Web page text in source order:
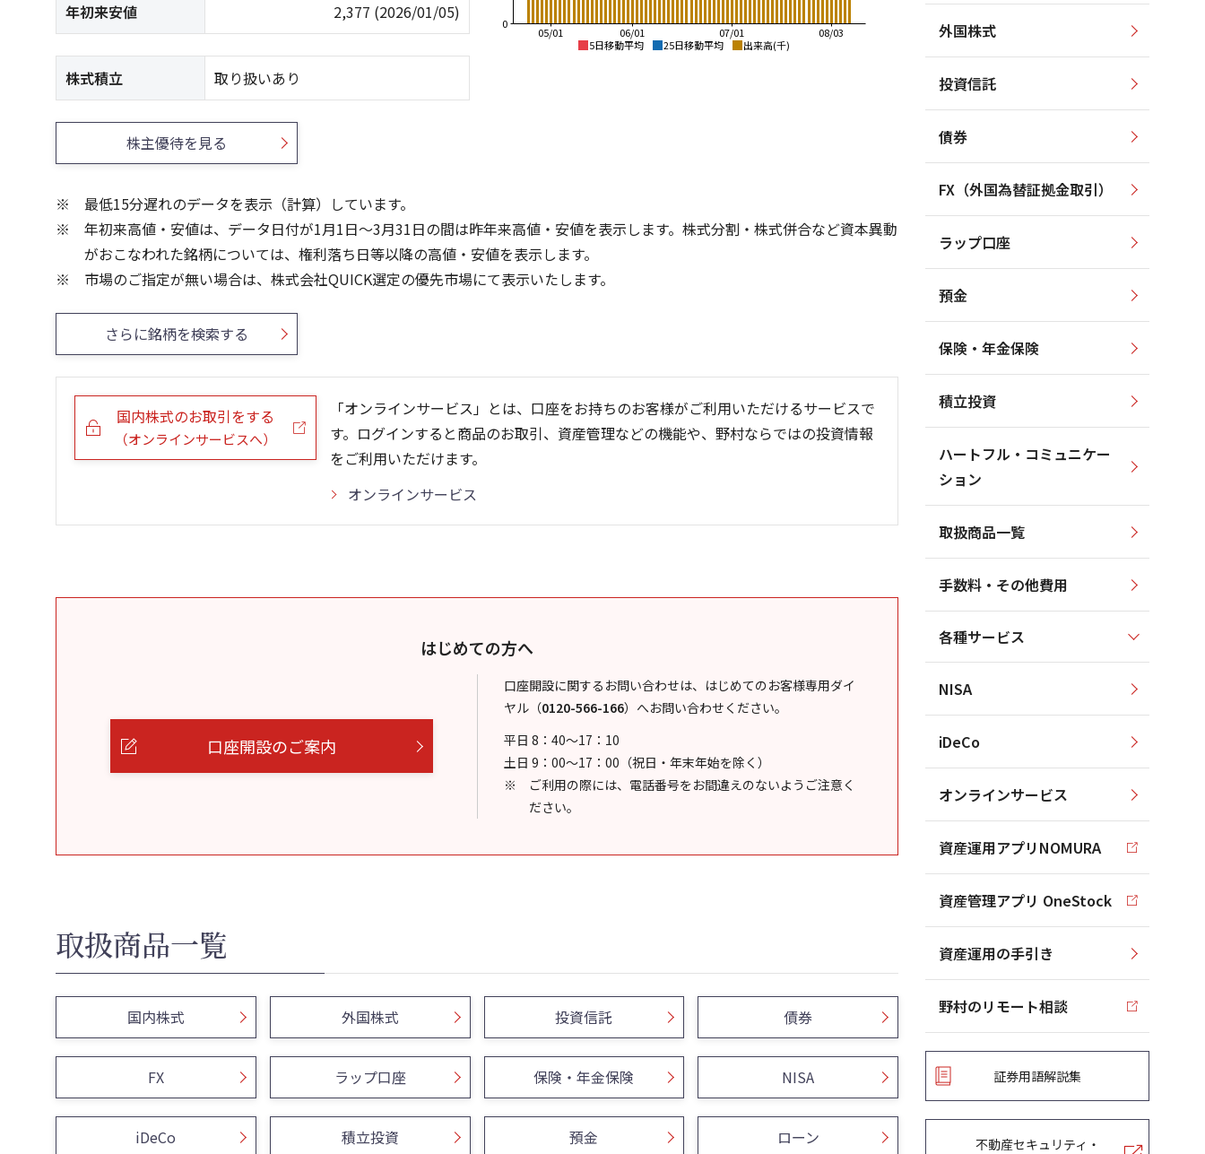
年初来安値 2,377 (2026/01/05)
株式積立 取り扱いあり
5日移動平均 25日移動平均 出来高(千)
08/03
07/01
06/01
05/01
0
13週移動平均 26週移動平均 出来高(千)
1,000
5ヶ月移動平均 25ヶ月移動平均 出来高(千)
400
600
株主優待を見る
最低15分遅れのデータを表示（計算）しています。
年初来高値・安値は、データ日付が1月1日～3月31日の間は昨年来高値・安値を表示します。株式分割・株式併合など資本異動
がおこなわれた銘柄については、権利落ち日等以降の高値・安値を表示します。
市場のご指定が無い場合は、株式会社QUICK選定の優先市場にて表示いたします。
さらに銘柄を検索する
国内株式のお取引をする
（オンラインサービスへ）
「オンラインサービス」とは、口座をお持ちのお客様がご利用いただけるサービスで
す。ログインすると商品のお取引、資産管理などの機能や、野村ならではの投資情報
をご利用いただけます。
オンラインサービス
はじめての方へ
口座開設のご案内
口座開設に関するお問い合わせは、はじめてのお客様専用ダイ
ヤル （0120-566-166） へお問い合わせください。
平日 8：40～17：10
土日 9：00～17：00（祝日・年末年始を除く）
ご利用の際には、電話番号をお間違えのないようご注意く
ださい。
取扱商品一覧
国内株式 外国株式 投資信託 債券
FX ラップ口座 保険・年金保険 NISA
iDeCo 積立投資 預金 ローン
外国株式
投資信託
債券
FX（外国為替証拠金取引）
ラップ口座
預金
保険・年金保険
積立投資
ハートフル・コミュニケー
ション
取扱商品一覧
手数料・その他費用
各種サービス
NISA
iDeCo
オンラインサービス
資産運用アプリNOMURA
資産管理アプリ OneStock
資産運用の手引き
野村のリモート相談
証券用語解説集
不動産セキュリティ・